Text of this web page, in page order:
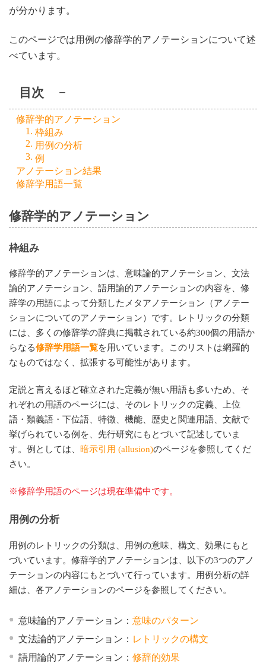
が分かります。
このページでは用例の修辞学的アノテーションについて述
べています。
−
目次
修辞学的アノテーション
枠組み
用例の分析
例
アノテーション結果
修辞学用語一覧
修辞学的アノテーション
枠組み
修辞学的アノテーションは、意味論的アノテーション、文法
論的アノテーション、語用論的アノテーションの内容を、修
辞学の用語によって分類したメタアノテーション（アノテー
ションについてのアノテーション）です。レトリックの分類
には、多くの修辞学の辞典に掲載されている約300個の用語か
らなる修辞学用語一覧を用いています。このリストは網羅的
なものではなく、拡張する可能性があります。
定説と言えるほど確立された定義が無い用語も多いため、そ
れぞれの用語のページには、そのレトリックの定義、上位
語・類義語・下位語、特徴、機能、歴史と関連用語、文献で
挙げられている例を、先行研究にもとづいて記述していま
す。例としては、
暗示引用 (allusion)のページを参照してくだ
さい。
※修辞学用語のページは現在準備中です。
用例の分析
用例のレトリックの分類は、用例の意味、構文、効果にもと
づいています。修辞学的アノテーションは、以下の3つのアノ
テーションの内容にもとづいて行っています。用例分析の詳
細は、各アノテーションのページを参照してください。
意味論的アノテーション： 意味のパターン
文法論的アノテーション： レトリックの構文
語用論的アノテーション： 修辞的効果